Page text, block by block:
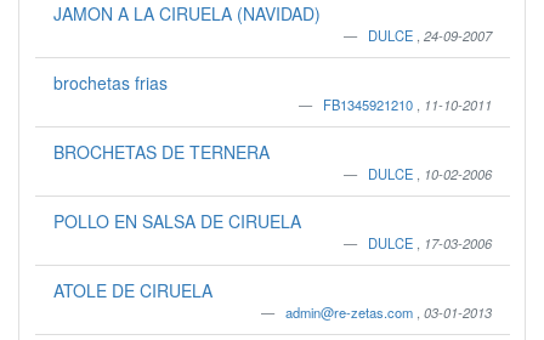
JAMON A LA CIRUELA (NAVIDAD)
DULCE 24-09-2007
brochetas frias
FB1345921210 11-10-2011
BROCHETAS DE TERNERA
DULCE 10-02-2006
POLLO EN SALSA DE CIRUELA
DULCE 17-03-2006
ATOLE DE CIRUELA
admin@re-zetas.com 03-01-2013